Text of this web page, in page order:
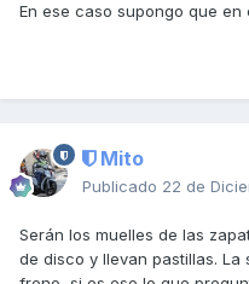
En ese caso supongo que
Mito
Publicado 22 de
Serán los muelles de las
de disco y llevan pastillas.